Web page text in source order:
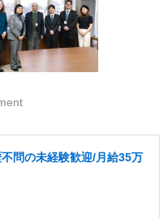
問の未経験歓迎/月給35万